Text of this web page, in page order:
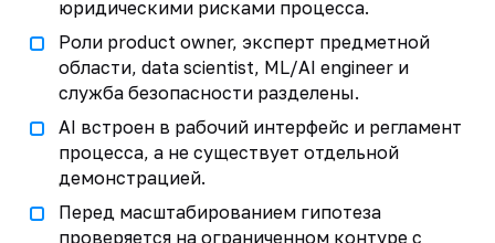
юридическими рисками процесса.
Роли product owner, эксперт предметной
области, data scientist, ML/AI engineer и
служба безопасности разделены.
AI встроен в рабочий интерфейс и регламент
процесса, а не существует отдельной
демонстрацией.
Перед масштабированием гипотеза
проверяется на ограниченном контуре с